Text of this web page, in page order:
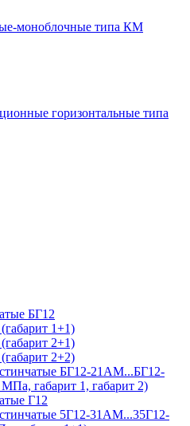
моноблочные типа КМ
горизонтальные типа
БГ12
1+1)
2+1)
2+2)
БГ12-21АМ...БГ12-
габарит 1, габарит 2)
Г12
5Г12-31АМ...35Г12-